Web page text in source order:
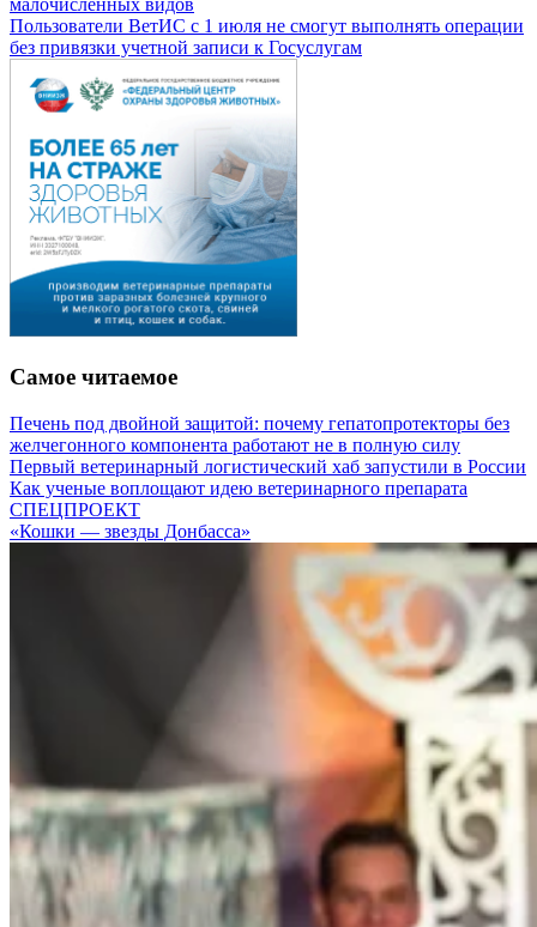
Пользователи ВетИС с 1 июля не смогут выполнять операции
без привязки учетной записи к Госуслугам
Самое читаемое
Печень под двойной защитой: почему гепатопротекторы без
желчегонного компонента работают не в полную силу
Первый ветеринарный логистический хаб запустили в России
Как ученые воплощают идею ветеринарного препарата
СПЕЦПРОЕКТ
«Кошки — звезды Донбасса»